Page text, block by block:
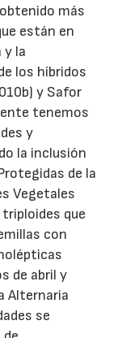
más
están en
y la
los híbridos
y Safor
tenemos
y
la inclusión
de la
Vegetales
triploides que
con
de abril y
Alternaria
se